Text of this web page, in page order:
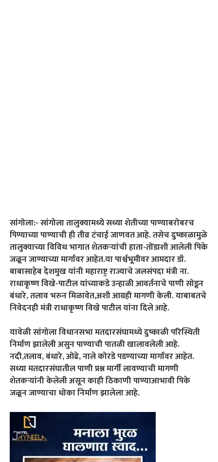
सांगोला:- सांगोला तालुक्यामध्ये सध्या शेतीच्या पाण्याबरोबरच
पिण्याच्या पाण्याची ही तीव्र टंचाई जाणवत आहे. तसेच दुष्काळामुळे
तालुक्याच्या विविध भागात शेतकर्‍यांची हाता-तोंडाशी आलेली पिके
जळून जाण्याच्या मार्गावर आहेत.या पार्श्वभूमीवर आमदार डॉ.
बाबासाहेब देशमुख यांनी महाराष्ट्र राज्याचे जलसंपदा मंत्री ना.
राधाकृष्ण विखे-पाटील यांच्याकडे उन्हाळी आवर्तनाचे पाणी सोडून
बंधारे, तलाव भरुन मिळावेत,अशी आग्रही मागणी केली. याबाबतचे
निवेदनही मंत्री राधाकृष्ण विखे पाटील यांना दिले आहे.
यावेळी सांगोला विधानसभा मतदारसंघामध्ये दुष्काळी परिस्थिती
निर्माण झालेली असुन पाण्याची पातळी खालावलेली आहे.
नदी,तलाव, बंधारे, ओढे, नाले कोरडे पडण्याच्या मार्गावर आहेत.
सध्या मतदारसंघातील पाणी प्रश्न मार्गी लावण्याची मागणी
शेतकर्‍यांनी केलेली असून काही ठिकाणी पाण्याआभावी पिके
जळून जाण्याचा धोका निर्माण झालेला आहे.